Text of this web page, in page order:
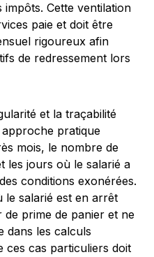
Cette ventilation
paie et doit être
rigoureux afin
de redressement lors
et la traçabilité
pratique
mois, le nombre de
les jours où le salarié a
conditions exonérées.
le salarié est en arrêt
de prime de panier et ne
dans les calculs
ces cas particuliers doit